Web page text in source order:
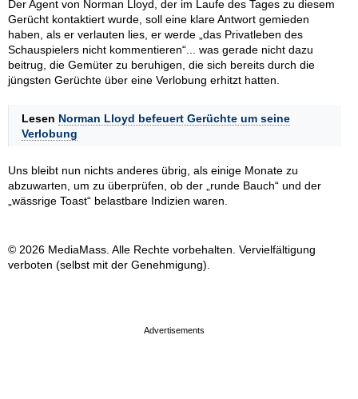
Der Agent von Norman Lloyd, der im Laufe des Tages zu diesem
Gerücht kontaktiert wurde, soll eine klare Antwort gemieden
haben, als er verlauten lies, er werde „das Privatleben des
Schauspielers nicht kommentieren“... was gerade nicht dazu
beitrug, die Gemüter zu beruhigen, die sich bereits durch die
jüngsten Gerüchte über eine Verlobung erhitzt hatten.
Lesen Norman Lloyd befeuert Gerüchte um seine
Verlobung
Uns bleibt nun nichts anderes übrig, als einige Monate zu
abzuwarten, um zu überprüfen, ob der „runde Bauch“ und der
„wässrige Toast“ belastbare Indizien waren.
© 2026 MediaMass. Alle Rechte vorbehalten. Vervielfältigung
verboten (selbst mit der Genehmigung).